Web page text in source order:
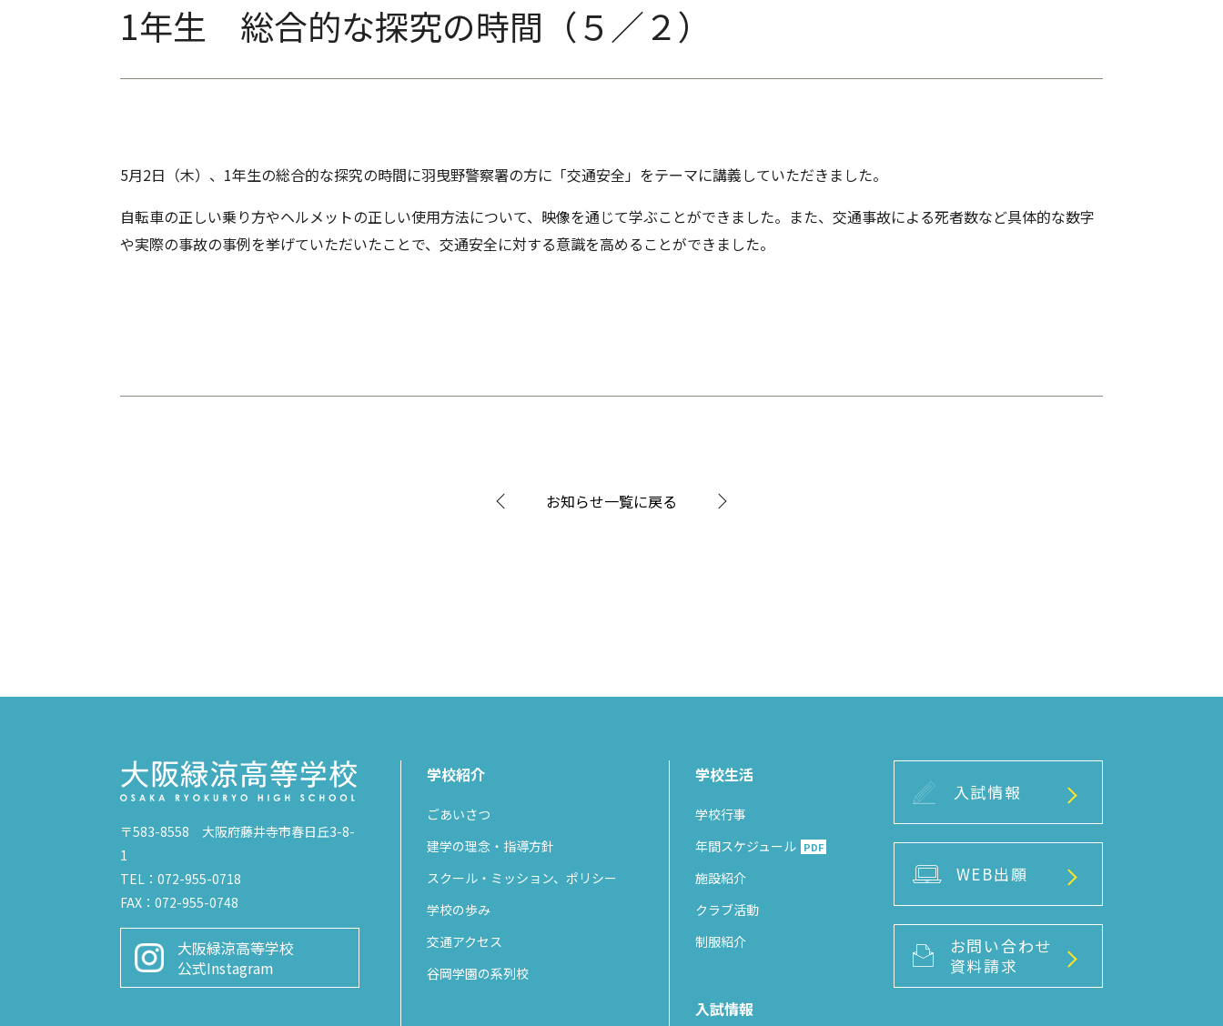
1年生 総合的な探究の時間（５／２）
5月2日（木）、1年生の総合的な探究の時間に羽曳野警察署の方に「交通安全」をテーマに講義していただきました。
自転車の正しい乗り方やヘルメットの正しい使用方法について、映像を通じて学ぶことができました。また、交通事故による死者数など具体的な数字
や実際の事故の事例を挙げていただいたことで、交通安全に対する意識を高めることができました。
お知らせ一覧に戻る
〒583-8558 大阪府藤井寺市春日丘3-8-
1
TEL：072-955-0718
FAX：072-955-0748
大阪緑涼高等学校
公式Instagram
学校紹介
ごあいさつ
建学の理念・指導方針
スクール・ミッション、ポリシー
学校の歩み
交通アクセス
谷岡学園の系列校
学校生活
学校行事
年間スケジュール PDF
施設紹介
クラブ活動
制服紹介
入試情報
入試情報
WEB出願
お問い合わせ
資料請求